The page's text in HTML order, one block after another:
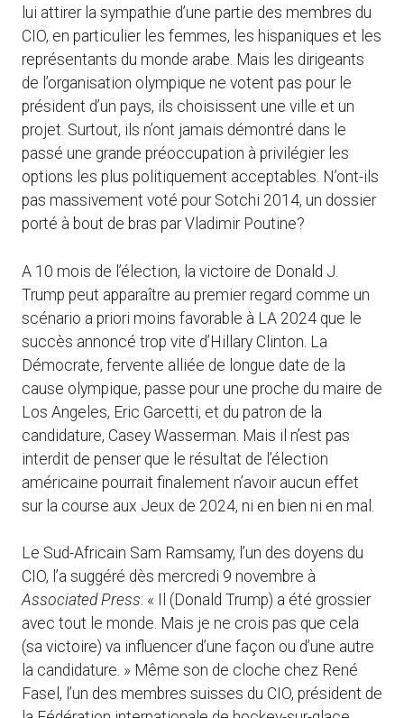
lui attirer la sympathie d’une partie des membres du
CIO, en particulier les femmes, les hispaniques et les
représentants du monde arabe. Mais les dirigeants
de l’organisation olympique ne votent pas pour le
président d’un pays, ils choisissent une ville et un
projet. Surtout, ils n’ont jamais démontré dans le
passé une grande préoccupation à privilégier les
options les plus politiquement acceptables. N’ont-ils
pas massivement voté pour Sotchi 2014, un dossier
porté à bout de bras par Vladimir Poutine?
A 10 mois de l’élection, la victoire de Donald J.
Trump peut apparaître au premier regard comme un
scénario a priori moins favorable à LA 2024 que le
succès annoncé trop vite d’Hillary Clinton. La
Démocrate, fervente alliée de longue date de la
cause olympique, passe pour une proche du maire de
Los Angeles, Eric Garcetti, et du patron de la
candidature, Casey Wasserman. Mais il n’est pas
interdit de penser que le résultat de l’élection
américaine pourrait finalement n’avoir aucun effet
sur la course aux Jeux de 2024, ni en bien ni en mal.
Le Sud-Africain Sam Ramsamy, l’un des doyens du
CIO, l’a suggéré dès mercredi 9 novembre à
Associated Press: « Il (Donald Trump) a été grossier
avec tout le monde. Mais je ne crois pas que cela
(sa victoire) va influencer d’une façon ou d’une autre
la candidature. » Même son de cloche chez René
Fasel, l’un des membres suisses du CIO, président de